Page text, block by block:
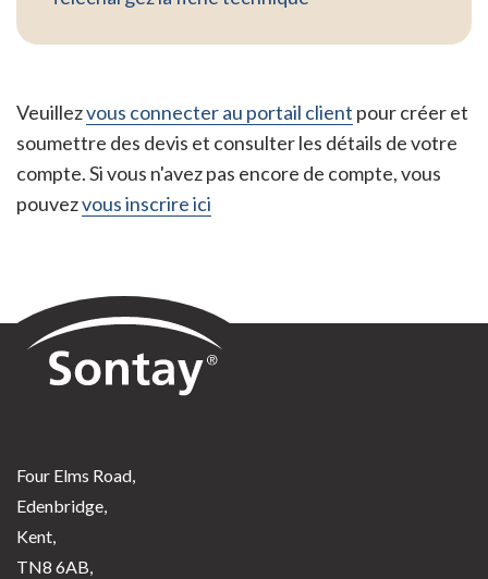
Veuillezvous connecter au portail client pour créer et
soumettre des devis et consulter les détails de votre
compte. Si vous n'avez pas encore de compte, vous
pouvezvous inscrire ici
Sontay
Four Elms Road,
Edenbridge,
Kent,
TN8 6AB,